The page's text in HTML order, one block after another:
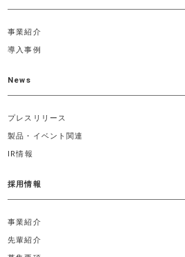
事業紹介
導入事例
News
プレスリリース
製品・イベント関連
IR情報
採用情報
事業紹介
先輩紹介